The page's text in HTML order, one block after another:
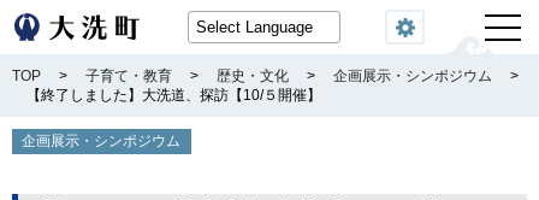
閲覧機能
TOP > 子育て・教育 > 歴史・文化 > 企画展示・シンポジウム
>
【終了しました】大洗道、探訪【10/５開催】
企画展示・シンポジウム